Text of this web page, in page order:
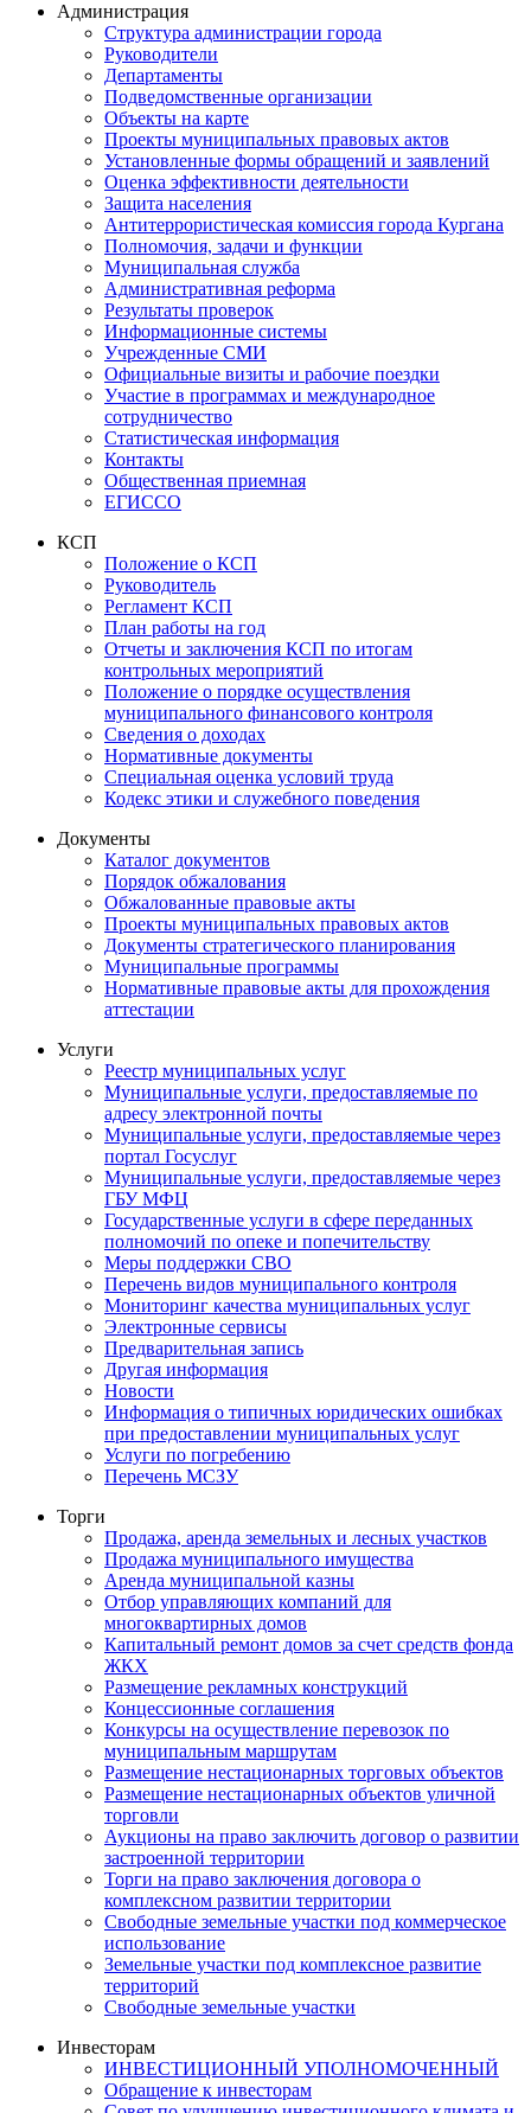
Администрация
Структура администрации города
Руководители
Департаменты
Подведомственные организации
Объекты на карте
Проекты муниципальных правовых актов
Установленные формы обращений и заявлений
Оценка эффективности деятельности
Защита населения
Антитеррористическая комиссия города Кургана
Полномочия, задачи и функции
Муниципальная служба
Административная реформа
Результаты проверок
Информационные системы
Учрежденные СМИ
Официальные визиты и рабочие поездки
Участие в программах и международное
сотрудничество
Статистическая информация
Контакты
Общественная приемная
ЕГИССО
КСП
Положение о КСП
Руководитель
Регламент КСП
План работы на год
Отчеты и заключения КСП по итогам
контрольных мероприятий
Положение о порядке осуществления
муниципального финансового контроля
Сведения о доходах
Нормативные документы
Специальная оценка условий труда
Кодекс этики и служебного поведения
Документы
Каталог документов
Порядок обжалования
Обжалованные правовые акты
Проекты муниципальных правовых актов
Документы стратегического планирования
Муниципальные программы
Нормативные правовые акты для прохождения
аттестации
Услуги
Реестр муниципальных услуг
Муниципальные услуги, предоставляемые по
адресу электронной почты
Муниципальные услуги, предоставляемые через
портал Госуслуг
Муниципальные услуги, предоставляемые через
ГБУ МФЦ
Государственные услуги в сфере переданных
полномочий по опеке и попечительству
Меры поддержки СВО
Перечень видов муниципального контроля
Мониторинг качества муниципальных услуг
Электронные сервисы
Предварительная запись
Другая информация
Новости
Информация о типичных юридических ошибках
при предоставлении муниципальных услуг
Услуги по погребению
Перечень МСЗУ
Торги
Продажа, аренда земельных и лесных участков
Продажа муниципального имущества
Аренда муниципальной казны
Отбор управляющих компаний для
многоквартирных домов
Капитальный ремонт домов за счет средств фонда
ЖКХ
Размещение рекламных конструкций
Концессионные соглашения
Конкурсы на осуществление перевозок по
муниципальным маршрутам
Размещение нестационарных торговых объектов
Размещение нестационарных объектов уличной
торговли
Аукционы на право заключить договор о развитии
застроенной территории
Торги на право заключения договора о
комплексном развитии территории
Свободные земельные участки под коммерческое
использование
Земельные участки под комплексное развитие
территорий
Свободные земельные участки
Инвесторам
ИНВЕСТИЦИОННЫЙ УПОЛНОМОЧЕННЫЙ
Обращение к инвесторам